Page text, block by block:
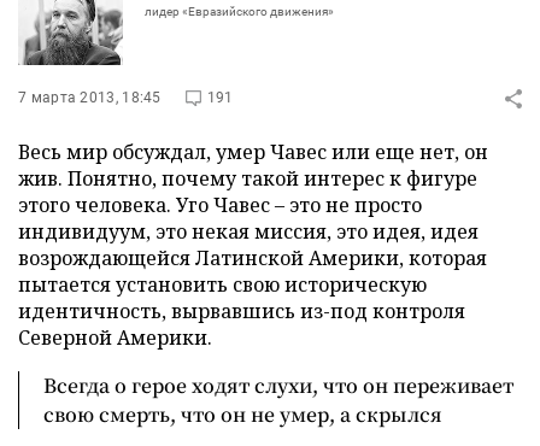
лидер «Евразийского движения»
7 марта 2013, 18:45 191
Весь мир обсуждал, умер Чавес или еще нет, он
жив. Понятно, почему такой интерес к фигуре
этого человека. Уго Чавес – это не просто
индивидуум, это некая миссия, это идея, идея
возрождающейся Латинской Америки, которая
пытается установить свою историческую
идентичность, вырвавшись из-под контроля
Северной Америки.
Всегда о герое ходят слухи, что он переживает
свою смерть, что он не умер, а скрылся